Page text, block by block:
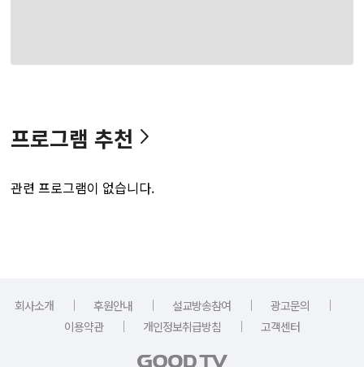
프로그램 추천
관련 프로그램이 없습니다.
회사소개 ｜ 후원안내 ｜ 설교방송참여 ｜ 광고문의
｜
이용약관
｜ 개인정보취급방침 ｜ 고객센터